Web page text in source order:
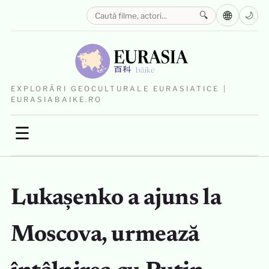
EXPLORĂRI GEOCULTURALE EURASIATICE |
EURASIABAIKE.RO
☰
🔍 🌐 🌙
Lukașenko a ajuns la
Moscova, urmează